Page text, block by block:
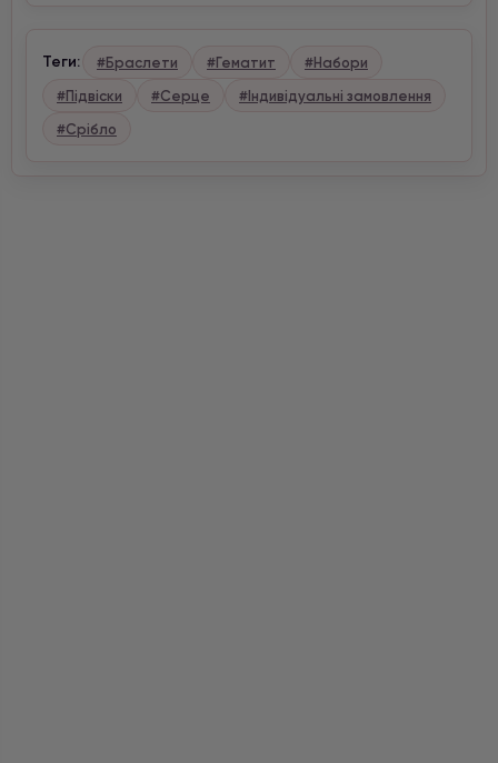
Теги: #Браслети #Гематит
#Набори
#Підвіски
#Серце
#Індивідуальні замовлення
#Срібло